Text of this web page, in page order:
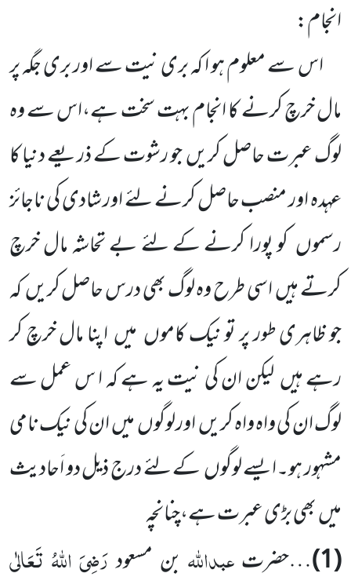
انجام:
اس سے معلوم ہو ا کہ بری نیت سے اور بری جگہ پر
مال خرچ کرنے کا انجام بہت سخت ہے،اس سے وہ
لوگ عبرت حاصل کریں جو رشوت کے ذریعے دنیا کا
عہدہ اور منصب حاصل کرنے لئے اور شادی کی ناجائز
رسموں کو پورا کرنے کے لئے بے تحاشہ مال خرچ
کرتے ہیں اسی طرح وہ لوگ بھی درس حاصل کریں کہ
جو ظاہری طور پر تو نیک کاموں میں اپنا مال خرچ کر
رہے ہیں لیکن ان کی نیت یہ ہے کہ ا س عمل سے
لوگ ان کی واہ واہ کریں اورلوگوں میں ان کی نیک نامی
مشہور ہو۔ایسے لوگوں کے لئے درج ذیل دو اَحادیث
میں بھی بڑی عبرت ہے،چنانچہ
(1) …حضرتعبداللّٰہبن مسعودرَضِیَ اللّٰہُ تَعَالٰی